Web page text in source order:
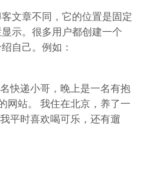
文章不同，它的位置是固定
示。很多用户都创建一个
自己。例如：
快递小哥，晚上是一名有抱
网站。 我住在北京，养了一
平时喜欢喝可乐，还有遛